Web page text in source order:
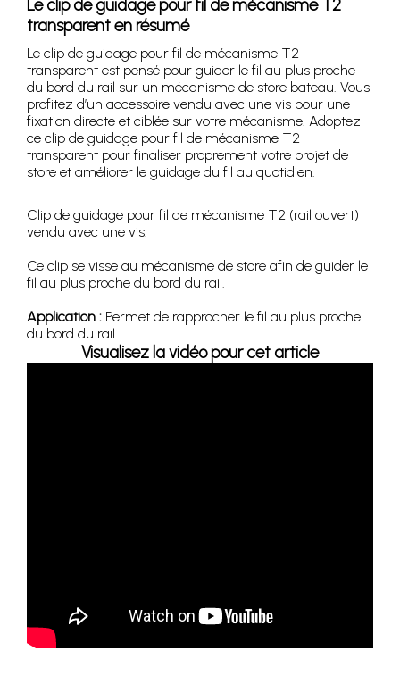
Le clip de guidage pour fil de mécanisme T2
transparent en résumé
Le clip de guidage pour fil de mécanisme T2
transparent est pensé pour guider le fil au plus proche
du bord du rail sur un mécanisme de store bateau. Vous
profitez d’un accessoire vendu avec une vis pour une
fixation directe et ciblée sur votre mécanisme. Adoptez
ce clip de guidage pour fil de mécanisme T2
transparent pour finaliser proprement votre projet de
store et améliorer le guidage du fil au quotidien.
Clip de guidage pour fil de mécanisme T2 (rail ouvert)
vendu avec une vis.
Ce clip se visse au mécanisme de store afin de guider le
fil au plus proche du bord du rail.
Application : Permet de rapprocher le fil au plus proche
du bord du rail.
Visualisez la vidéo pour cet article